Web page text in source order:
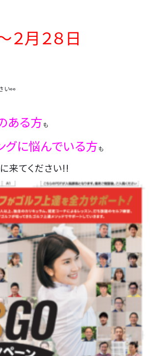
２月２８日
い👀
ある方も
グに悩んでいる方も
来てください!!